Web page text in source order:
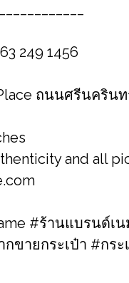
249 1456
ถนนศรีนคริน
and all
#ร้านแบรนด์เ
ขายกระเป๋า #ก